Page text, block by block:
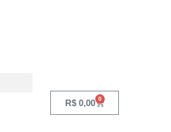
R$ 0,00 0